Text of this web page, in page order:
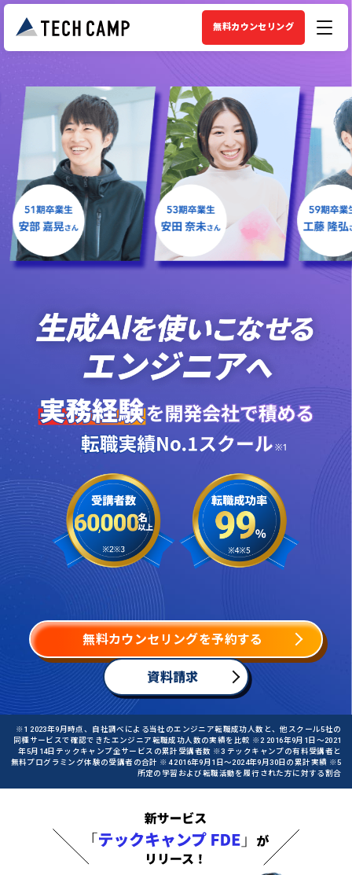
無料カウンセリング
無料カウンセリングを予約する
資料請求
※1 2023年9月時点、自社調べによる当社のエンジニア転職成功人数と、他スクール5社の
同種サービスで確認できたエンジニア転職成功人数の実績を比較 ※2 2016年9月1日〜2021
年5月14日テックキャンプ全サービスの累計受講者数 ※3 テックキャンプの有料受講者と
無料プログラミング体験の受講者の合計 ※4 2016年9月1日〜2024年9月30日の累計実績 ※5
所定の学習および転職活動を履行された方に対する割合